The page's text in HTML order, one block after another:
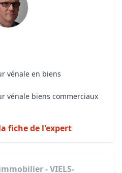
vénale en biens
vénale biens commerciaux
fiche de l'expert
- VIELS-